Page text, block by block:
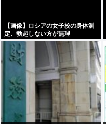
【画像】ロシアの女子校の身体測
定、勃起しない方が無理